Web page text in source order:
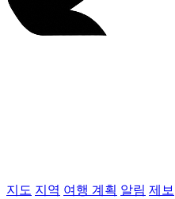
지도 지역 여행 계획 알림 제보